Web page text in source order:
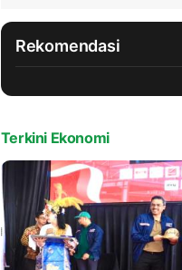
Rekomendasi
Terkini Ekonomi